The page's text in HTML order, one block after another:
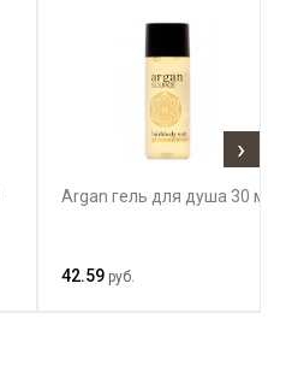
Argan гель для душа 30 мл
42.59 руб.
›